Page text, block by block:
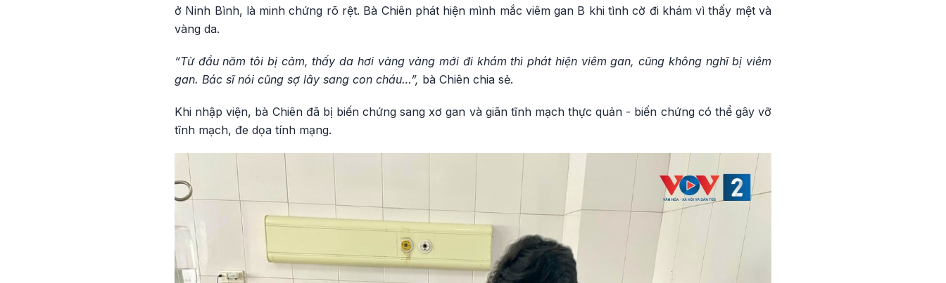
ở Ninh Bình, là minh chứng rõ rệt. Bà Chiên phát hiện mình mắc viêm gan B khi tình cờ đi khám vì thấy mệt và
vàng da.
“Từ đầu năm tôi bị cảm, thấy da hơi vàng vàng mới đi khám thì phát hiện viêm gan, cũng không nghĩ bị viêm
gan. Bác sĩ nói cũng sợ lây sang con cháu…”, bà Chiên chia sẻ.
Khi nhập viện, bà Chiên đã bị biến chứng sang xơ gan và giãn tĩnh mạch thực quản - biến chứng có thể gây vỡ
tĩnh mạch, đe dọa tính mạng.